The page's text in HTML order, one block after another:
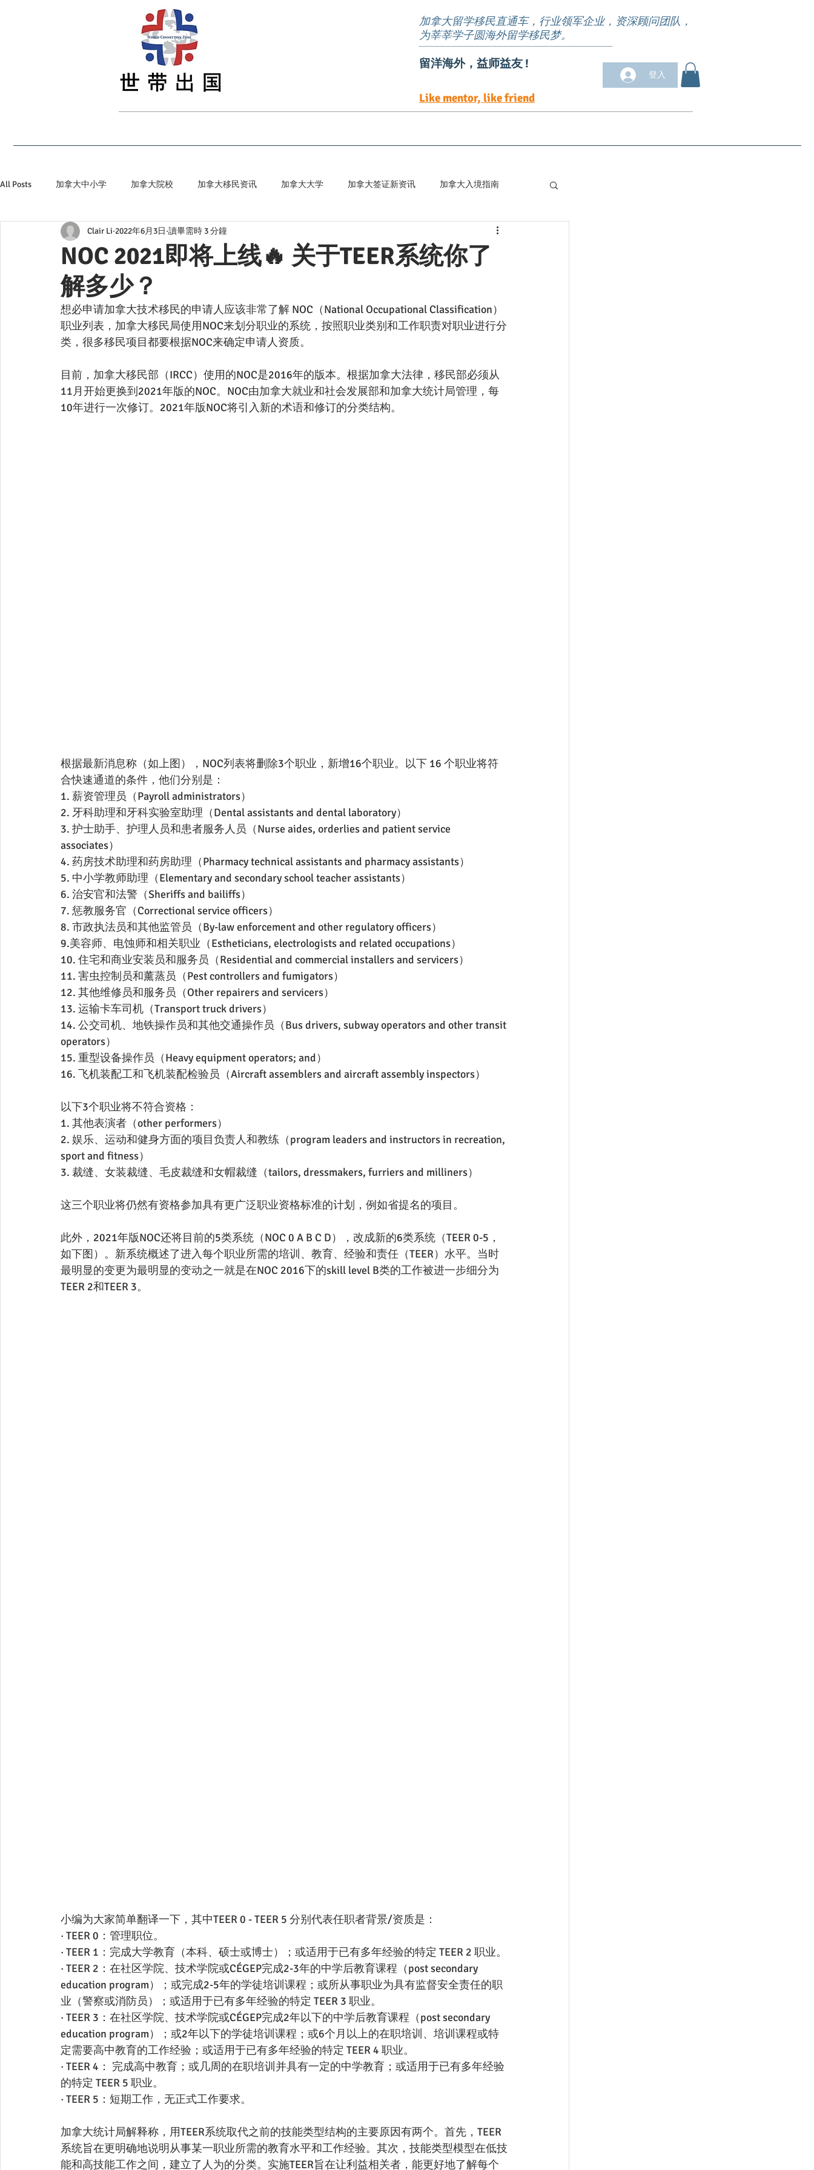
加拿大留学移民直通车，行业领军企业，资深顾问团队，
为莘莘学子圆海外留学移民梦。
登入
留洋海外，益师益友 !
Like mentor, like friend
All Posts 加拿大中小学 加拿大院校 加拿大移民资讯 加拿大大学 加拿大签证新资讯 加拿大入境指南
加拿大省提名 加拿大顶级私立院校 世带加拿大生活小百科
NOC 2021即将上线🔥 关于TEER系统你了
解多少？
Clair Li 2022年6月3日 讀畢需時 3 分鐘
想必申请加拿大技术移民的申请人应该非常了解 NOC（National Occupational Classification）
职业列表，加拿大移民局使用NOC来划分职业的系统，按照职业类别和工作职责对职业进行分
类，很多移民项目都要根据NOC来确定申请人资质。
目前，加拿大移民部（IRCC）使用的NOC是2016年的版本。根据加拿大法律，移民部必须从
11月开始更换到2021年版的NOC。NOC由加拿大就业和社会发展部和加拿大统计局管理，每
10年进行一次修订。2021年版NOC将引入新的术语和修订的分类结构。
根据最新消息称（如上图），NOC列表将删除3个职业，新增16个职业。以下 16 个职业将符
合快速通道的条件，他们分别是：
1. 薪资管理员（Payroll administrators）
2. 牙科助理和牙科实验室助理（Dental assistants and dental laboratory）
3. 护士助手、护理人员和患者服务人员（Nurse aides, orderlies and patient service
associates）
4. 药房技术助理和药房助理（Pharmacy technical assistants and pharmacy assistants）
5. 中小学教师助理（Elementary and secondary school teacher assistants）
6. 治安官和法警（Sheriffs and bailiffs）
7. 惩教服务官（Correctional service officers）
8. 市政执法员和其他监管员（By-law enforcement and other regulatory officers）
9.美容师、电蚀师和相关职业（Estheticians, electrologists and related occupations）
10. 住宅和商业安装员和服务员（Residential and commercial installers and servicers）
11. 害虫控制员和薰蒸员（Pest controllers and fumigators）
12. 其他维修员和服务员（Other repairers and servicers）
13. 运输卡车司机（Transport truck drivers）
14. 公交司机、地铁操作员和其他交通操作员（Bus drivers, subway operators and other transit
operators）
15. 重型设备操作员（Heavy equipment operators; and）
16. 飞机装配工和飞机装配检验员（Aircraft assemblers and aircraft assembly inspectors）
以下3个职业将不符合资格：
1. 其他表演者（other performers）
2. 娱乐、运动和健身方面的项目负责人和教练（program leaders and instructors in recreation,
sport and fitness）
3. 裁缝、女装裁缝、毛皮裁缝和女帽裁缝（tailors, dressmakers, furriers and milliners）
这三个职业将仍然有资格参加具有更广泛职业资格标准的计划，例如省提名的项目。
此外，2021年版NOC还将目前的5类系统（NOC 0 A B C D），改成新的6类系统（TEER 0-5，
如下图）。新系统概述了进入每个职业所需的培训、教育、经验和责任（TEER）水平。当时
最明显的变更为最明显的变动之一就是在NOC 2016下的skill level B类的工作被进一步细分为
TEER 2和TEER 3。
小编为大家简单翻译一下，其中TEER 0 - TEER 5 分别代表任职者背景/资质是：
· TEER 0：管理职位。
· TEER 1：完成大学教育（本科、硕士或博士）；或适用于已有多年经验的特定 TEER 2 职业。
· TEER 2：在社区学院、技术学院或CÉGEP完成2-3年的中学后教育课程（post secondary
education program）；或完成2-5年的学徒培训课程；或所从事职业为具有监督安全责任的职
业（警察或消防员）；或适用于已有多年经验的特定 TEER 3 职业。
· TEER 3：在社区学院、技术学院或CÉGEP完成2年以下的中学后教育课程（post secondary
education program）；或2年以下的学徒培训课程；或6个月以上的在职培训、培训课程或特
定需要高中教育的工作经验；或适用于已有多年经验的特定 TEER 4 职业。
· TEER 4： 完成高中教育；或几周的在职培训并具有一定的中学教育；或适用于已有多年经验
的特定 TEER 5 职业。
· TEER 5：短期工作，无正式工作要求。
加拿大统计局解释称，用TEER系统取代之前的技能类型结构的主要原因有两个。首先，TEER
系统旨在更明确地说明从事某一职业所需的教育水平和工作经验。其次，技能类型模型在低技
能和高技能工作之间，建立了人为的分类。实施TEER旨在让利益相关者，能更好地了解每个